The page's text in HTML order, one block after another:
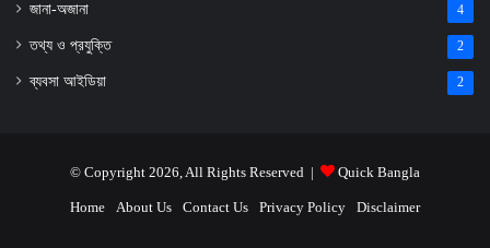
জানা-অজানা 4
তথ্য ও প্রযুক্তি 2
ব্যবসা আইডিয়া 2
© Copyright 2026, All Rights Reserved | Quick Bangla
Home About Us Contact Us Privacy Policy Disclaimer